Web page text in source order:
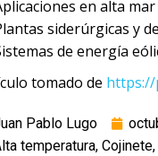
en alta
siderúrgicas y
de energía
tomado de
Pablo Lugo
temperatura, Cojinete,